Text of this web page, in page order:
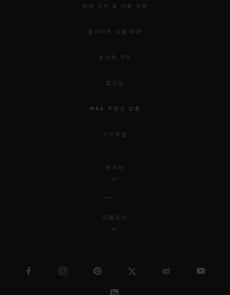
법적 고지 및 이용 약관
웹사이트 이용 약관
윤리적 약속
접근성
MSA 투명성 법률
사이트맵
한국어
이탈리아